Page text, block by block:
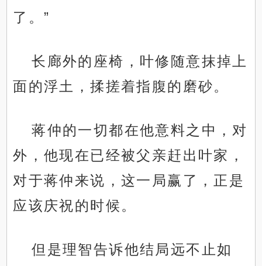
了。”
长廊外的座椅，叶修随意抹掉上
面的浮土，揉搓着指腹的磨砂。
蒋仲的一切都在他意料之中，对
外，他现在已经被父亲赶出叶家，
对于蒋仲来说，这一局赢了，正是
应该庆祝的时候。
但是理智告诉他结局远不止如